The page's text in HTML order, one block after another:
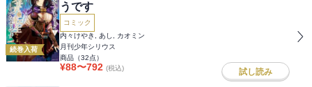
続巻入荷
うです
コミック
内々けやき, あし, カオミン
月刊少年シリウス
商品（32点）
¥88〜792 (税込) 試し読み